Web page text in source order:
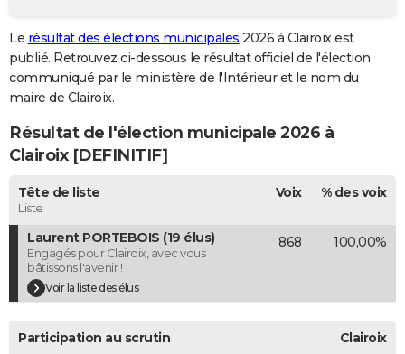
GUIDES D'ACHAT
BONS PLANS
CARTE DE VOEUX
Carte de Noël
Carte Bonne année
Carte Saint-Valentin
Carte Pâques
Carte d'anniversaire
DICTIONNAIRE
Dictionnaire
Biographies
Citations
Expressions
Proverbes
PROGRAMME TV
COPAINS D'AVANT
S'inscrire
Se connecter
Lycées
Collèges
Primaires
Universités
Entreprises
Service militaire
Avis de recherche
AVIS DE DÉCÈS
Bricolage
Lifestyle
Culture
Sport
Auto
Television
Voyage
Cinema
Le résultat des élections municipales 2026 à Clairoix est
publié. Retrouvez ci-dessous le résultat officiel de l'élection
communiqué par le ministère de l'Intérieur et le nom du
maire de Clairoix.
Résultat de l'élection municipale 2026 à
Clairoix [DEFINITIF]
Tête de liste
Liste
Voix % des voix
Laurent PORTEBOIS (19 élus)
Engagés pour Clairoix, avec vous
bâtissons l'avenir !
Voir la liste des élus
868 100,00%
Participation au scrutin Clairoix